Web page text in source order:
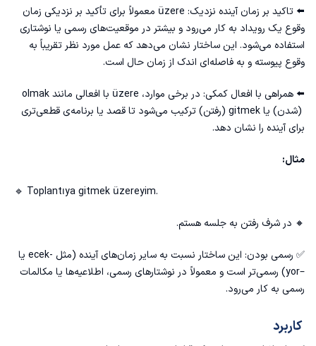
⬅️ تاکید بر زمان آینده نزدیک: üzere معمولاً برای تأکید بر نزدیکی زمان
وقوع یک رویداد به کار می‌رود و بیشتر در موقعیت‌های رسمی یا نوشتاری
استفاده می‌شود. این ساختار نشان می‌دهد که عمل مورد نظر تقریباً به
وقوع پیوسته و به فاصله‌ای اندک از زمان حال است.
⬅️ همراهی با افعال کمکی: در برخی موارد، üzere با افعالی مانند olmak
(شدن) یا gitmek (رفتن) ترکیب می‌شود تا قصد یا برنامه‌ی قطعی‌تری
برای آینده را نشان دهد.
مثال:
🔹 Toplantıya gitmek üzereyim.
🔸 در شرف رفتن به جلسه هستم.
✅ رسمی بودن: این ساختار نسبت به سایر زمان‌های آینده (مثل -ecek یا
–yor) رسمی‌تر است و معمولاً در نوشتارهای رسمی، اطلاعیه‌ها یا مکالمات
رسمی به کار می‌رود.
کاربرد